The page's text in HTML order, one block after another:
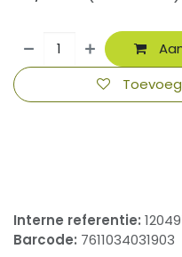
Interne referentie:
Barcode: 7611034031903